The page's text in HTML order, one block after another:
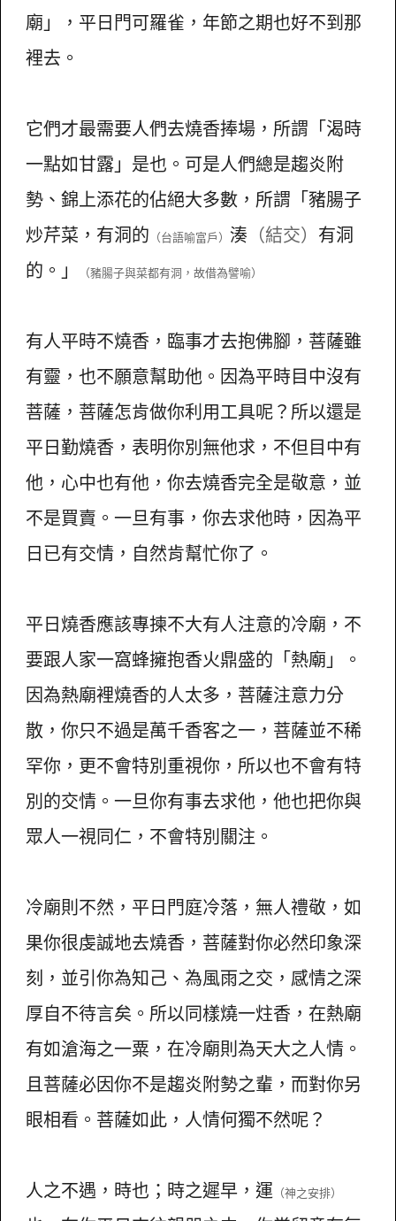
廟」，平日門可羅雀，年節之期也好不到那
裡去。
它們才最需要人們去燒香捧場，所謂「渴時
一點如甘露」是也。可是人們總是趨炎附
勢、錦上添花的佔絕大多數，所謂「豬腸子
炒芹菜，有洞的 （台語喻富戶） 湊 （結交） 有洞
的。」
（豬腸子與菜都有洞，故借為譬喻）
有人平時不燒香，臨事才去抱佛腳，菩薩雖
有靈，也不願意幫助他。因為平時目中沒有
菩薩，菩薩怎肯做你利用工具呢？所以還是
平日勤燒香，表明你別無他求，不但目中有
他，心中也有他，你去燒香完全是敬意，並
不是買賣。一旦有事，你去求他時，因為平
日已有交情，自然肯幫忙你了。
平日燒香應該專揀不大有人注意的冷廟，不
要跟人家一窩蜂擁抱香火鼎盛的「熱廟」。
因為熱廟裡燒香的人太多，菩薩注意力分
散，你只不過是萬千香客之一，菩薩並不稀
罕你，更不會特別重視你，所以也不會有特
別的交情。一旦你有事去求他，他也把你與
眾人一視同仁，不會特別關注。
冷廟則不然，平日門庭冷落，無人禮敬，如
果你很虔誠地去燒香，菩薩對你必然印象深
刻，並引你為知己、為風雨之交，感情之深
厚自不待言矣。所以同樣燒一炷香，在熱廟
有如滄海之一粟，在冷廟則為天大之人情。
且菩薩必因你不是趨炎附勢之輩，而對你另
眼相看。菩薩如此，人情何獨不然呢？
人之不遇，時也；時之遲早，運 （神之安排）